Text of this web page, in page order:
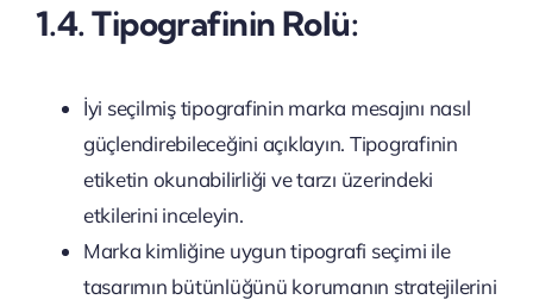
1.4. Tipografinin Rolü:
İyi seçilmiş tipografinin marka mesajını nasıl
güçlendirebileceğini açıklayın. Tipografinin
etiketin okunabilirliği ve tarzı üzerindeki
etkilerini inceleyin.
Marka kimliğine uygun tipografi seçimi ile
tasarımın bütünlüğünü korumanın stratejilerini